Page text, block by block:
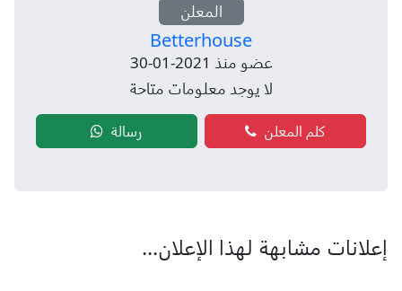
المعلن
Betterhouse
عضو منذ 2021-01-30
لا يوجد معلومات متاحة
كلم المعلن رسالة
إعلانات مشابهة لهذا الإعلان...